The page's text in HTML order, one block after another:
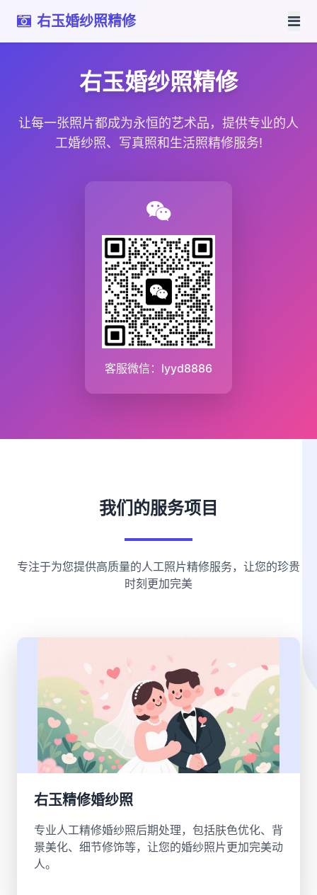
右玉婚纱照精修
右玉婚纱照精修
让每一张照片都成为永恒的艺术品，提供专业的人
工婚纱照、写真照和生活照精修服务!
客服微信：lyyd8886
我们的服务项目
专注于为您提供高质量的人工照片精修服务，让您的珍贵
时刻更加完美
右玉精修婚纱照
专业人工精修婚纱照后期处理，包括肤色优化、背
景美化、细节修饰等，让您的婚纱照片更加完美动
人。